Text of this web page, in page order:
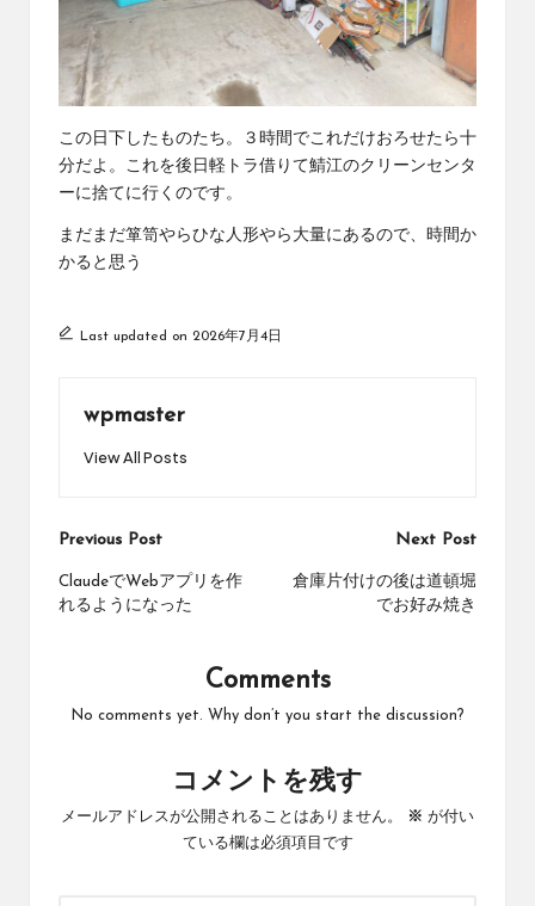
この日下したものたち。３時間でこれだけおろせたら十
分だよ。これを後日軽トラ借りて鯖江のクリーンセンタ
ーに捨てに行くのです。
まだまだ箪笥やらひな人形やら大量にあるので、時間か
かると思う
Last updated on 2026年7月4日
wpmaster
View All Posts
Post
navigation
Previous Post
ClaudeでWebアプリを作
れるようになった
Next Post
倉庫片付けの後は道頓堀
でお好み焼き
Comments
No comments yet. Why don’t you start the discussion?
コメントを残す
メールアドレスが公開されることはありません。 ※ が付い
ている欄は必須項目です